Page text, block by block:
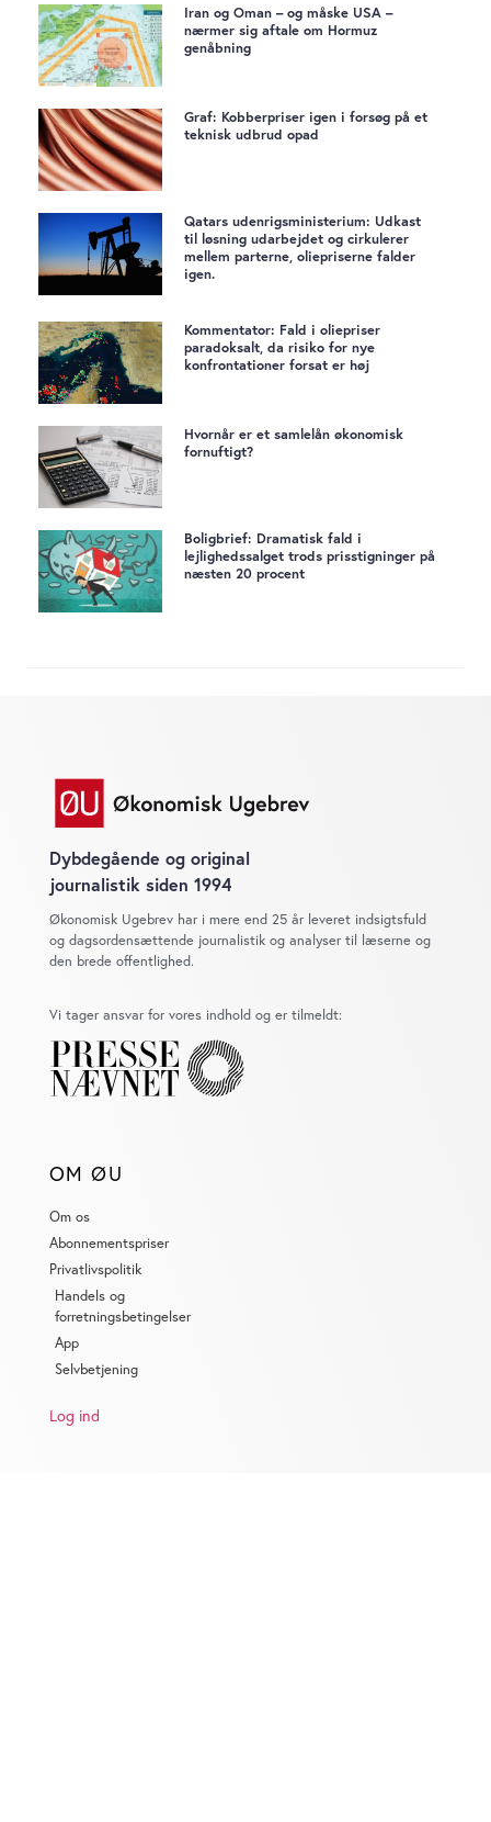
Iran og Oman – og måske USA –
nærmer sig aftale om Hormuz
genåbning
Graf: Kobberpriser igen i forsøg på et
teknisk udbrud opad
Qatars udenrigsministerium: Udkast
til løsning udarbejdet og cirkulerer
mellem parterne, oliepriserne falder
igen.
Kommentator: Fald i oliepriser
paradoksalt, da risiko for nye
konfrontationer forsat er høj
Hvornår er et samlelån økonomisk
fornuftigt?
Boligbrief: Dramatisk fald i
lejlighedssalget trods prisstigninger på
næsten 20 procent
Dybdegående og original
journalistik siden 1994
Økonomisk Ugebrev har i mere end 25 år leveret indsigtsfuld
og dagsordensættende journalistik og analyser til læserne og
den brede offentlighed.
Vi tager ansvar for vores indhold og er tilmeldt:
OM ØU
Om os
Abonnementspriser
Privatlivspolitik
Handels og
forretningsbetingelser
App
Selvbetjening
Log ind